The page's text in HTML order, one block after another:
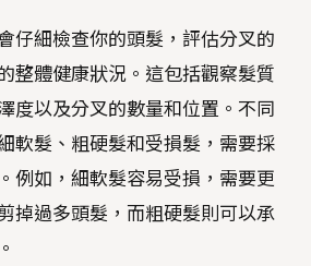
仔細檢查你的頭髮，評估分叉的
整體健康狀況。這包括觀察髮質
度以及分叉的數量和位置。不同
軟髮、粗硬髮和受損髮，需要採
例如，細軟髮容易受損，需要更
掉過多頭髮，而粗硬髮則可以承